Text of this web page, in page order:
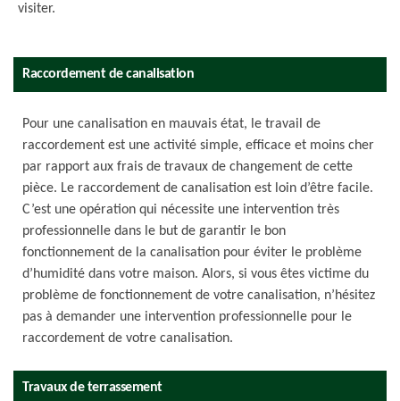
visiter.
Raccordement de canalisation
Pour une canalisation en mauvais état, le travail de
raccordement est une activité simple, efficace et moins cher
par rapport aux frais de travaux de changement de cette
pièce. Le raccordement de canalisation est loin d’être facile.
C’est une opération qui nécessite une intervention très
professionnelle dans le but de garantir le bon
fonctionnement de la canalisation pour éviter le problème
d’humidité dans votre maison. Alors, si vous êtes victime du
problème de fonctionnement de votre canalisation, n’hésitez
pas à demander une intervention professionnelle pour le
raccordement de votre canalisation.
Travaux de terrassement